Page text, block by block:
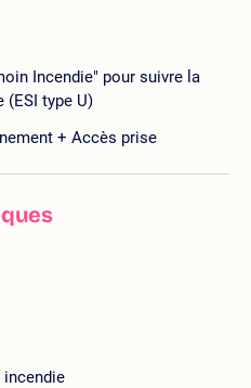
Incendie" pour suivre la
type U)
+ Accès prise